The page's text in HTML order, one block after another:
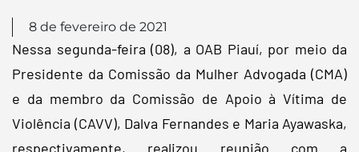
8 de fevereiro de 2021
Nessa segunda-feira (08), a OAB Piauí, por meio da
Presidente da Comissão da Mulher Advogada (CMA)
e da membro da Comissão de Apoio à Vítima de
Violência (CAVV), Dalva Fernandes e Maria Ayawaska,
respectivamente, realizou reunião com a